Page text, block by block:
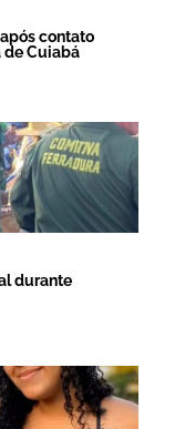
contato
de Cuiabá
durante